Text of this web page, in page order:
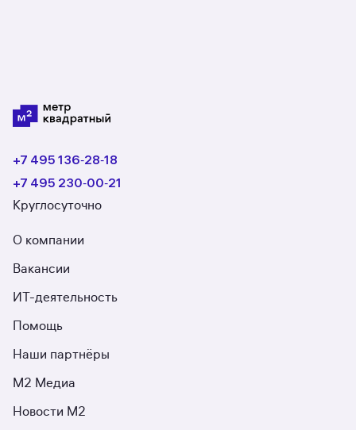
+7 495 136‑28‑18
+7 495 230‑00‑21
Круглосуточно
О компании
Вакансии
ИТ-деятельность
Помощь
Наши партнёры
М2 Медиа
Новости М2